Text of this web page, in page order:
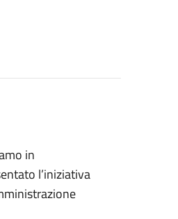
in
l’iniziativa